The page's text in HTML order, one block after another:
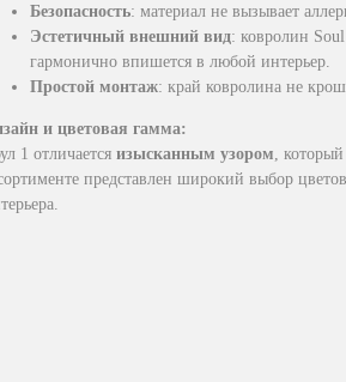
Безопасность: материал не вызывает
Эстетичный внешний вид: ковролин
гармонично впишется в любой интерьер.
Простой монтаж: край ковролина не
и цветовая гамма:
1 отличается изысканным узором ,
представлен широкий выбор